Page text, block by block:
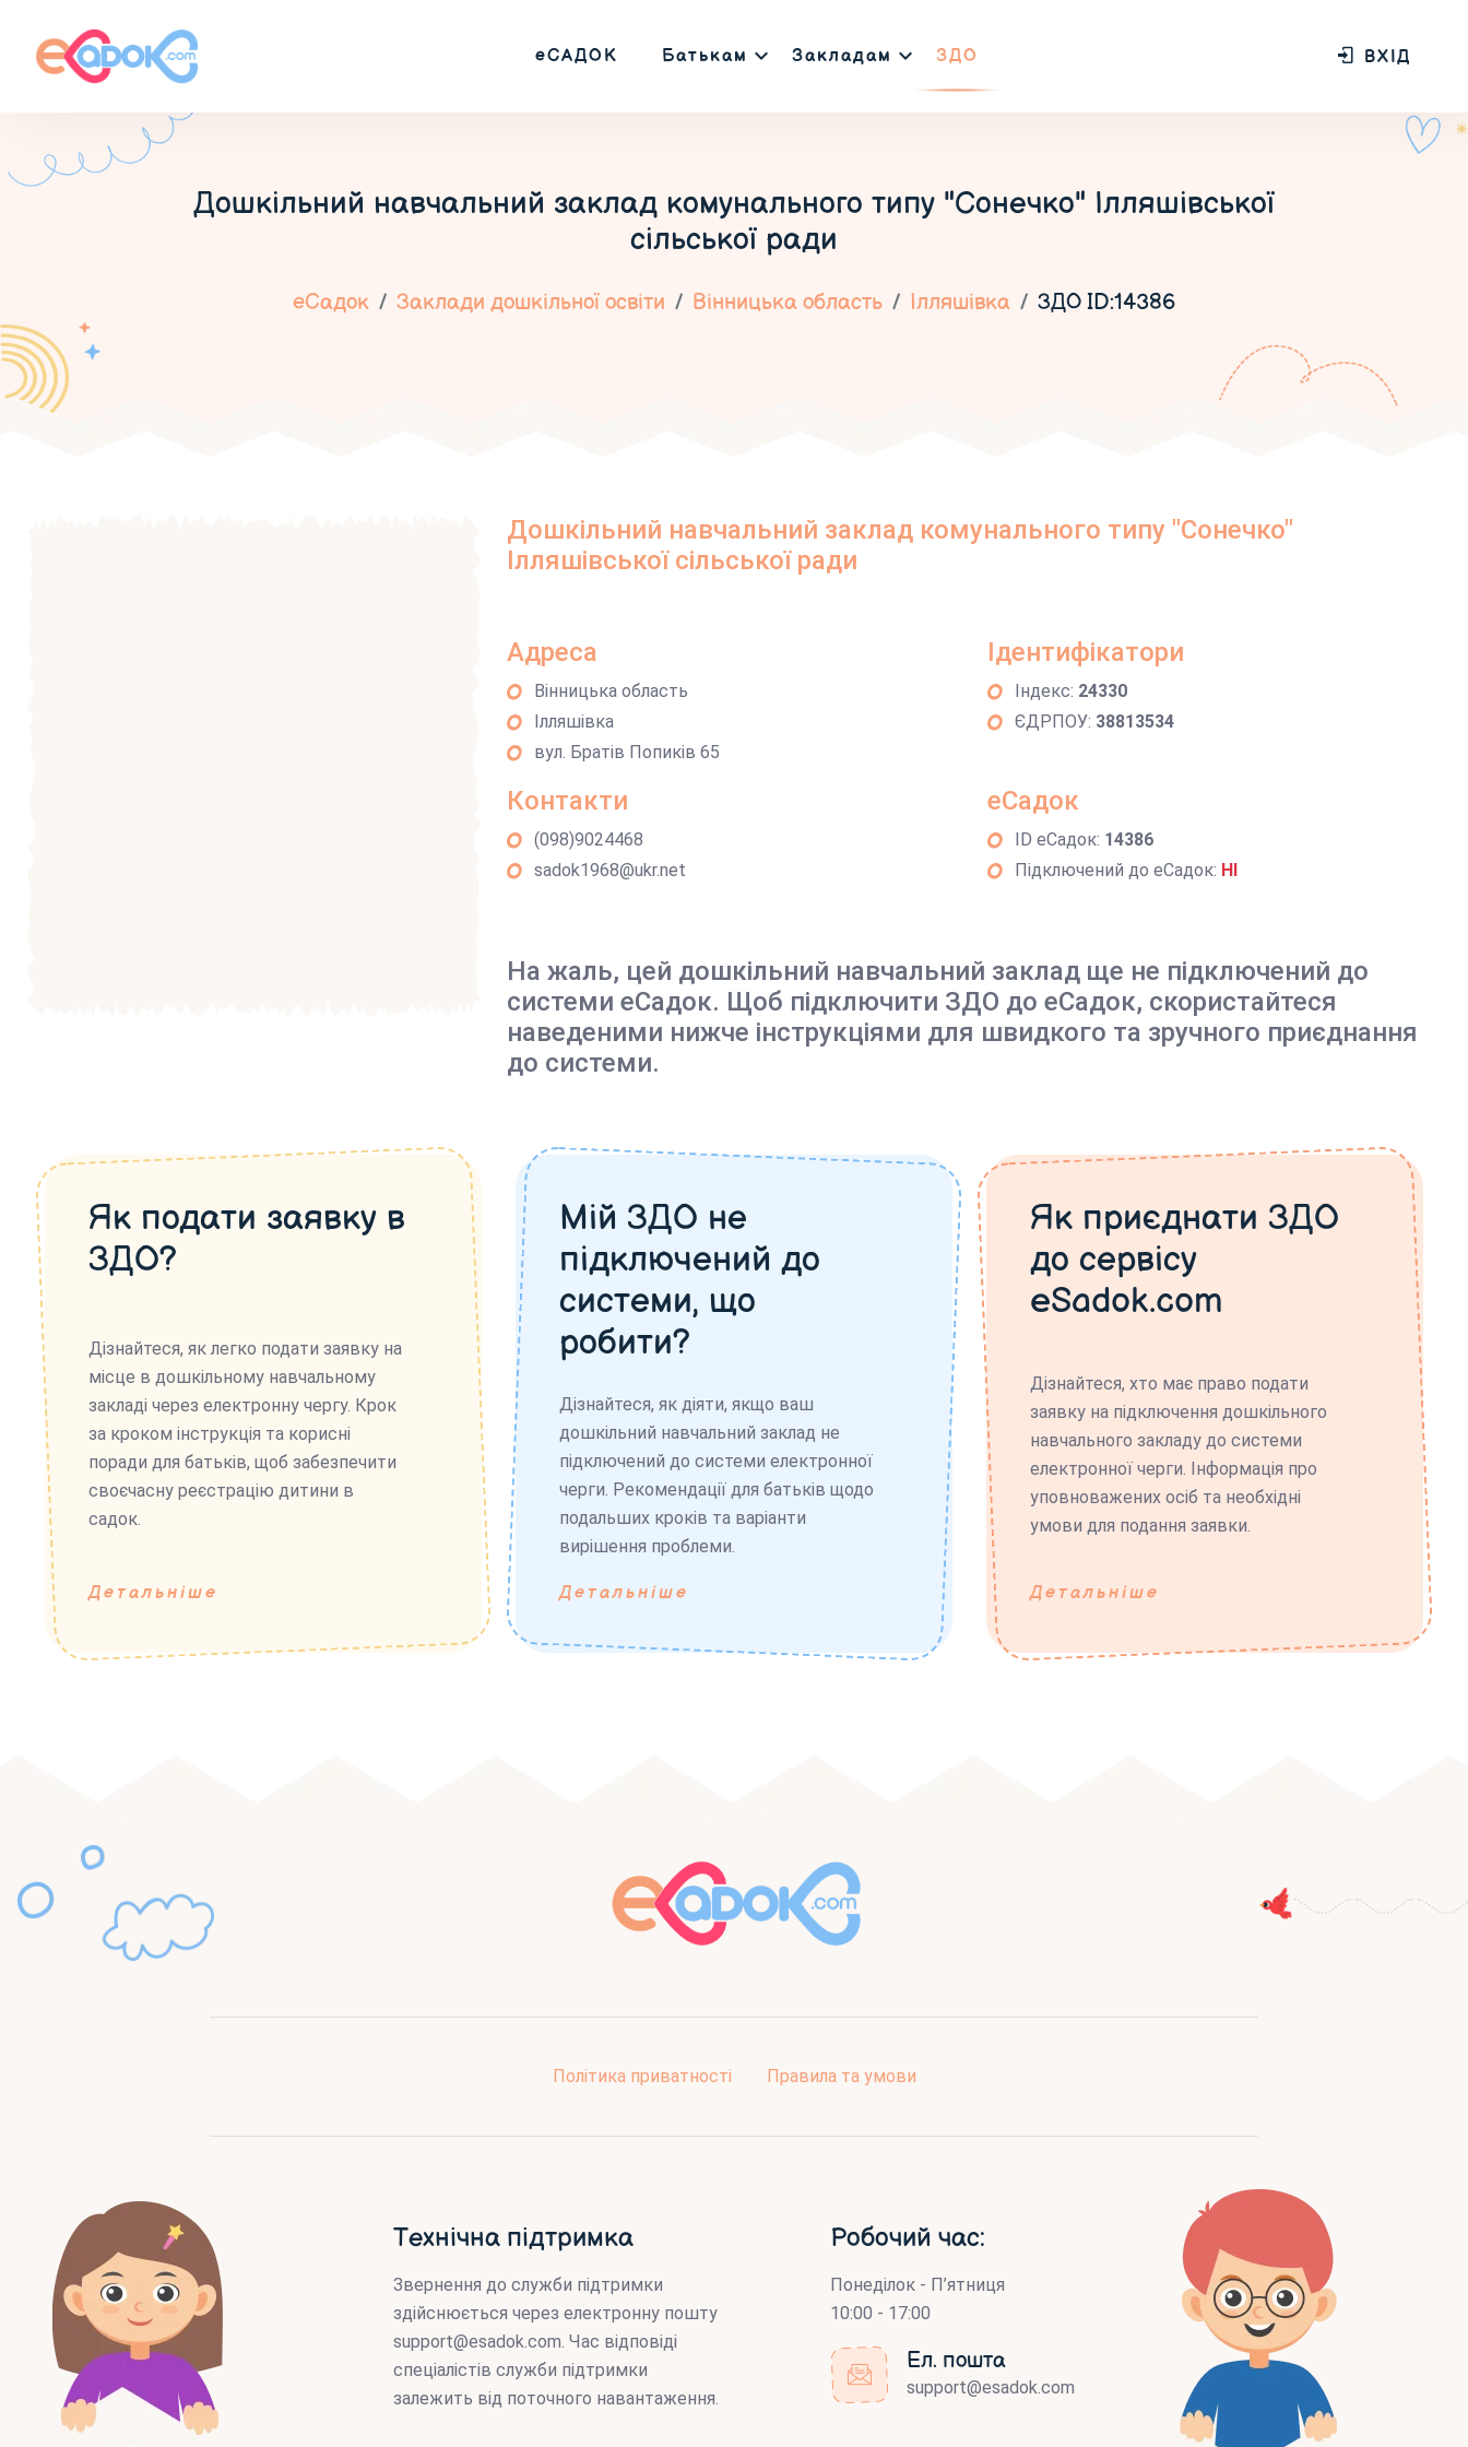
еСАДОК Батькам Закладам ЗДО ВХІД
Дошкільний навчальний заклад комунального типу "Сонечко" Ілляшівської
сільської ради
еСадок Заклади дошкільної освіти Вінницька область Ілляшівка ЗДО ID:14386
Дошкільний навчальний заклад комунального типу "Сонечко"
Ілляшівської сільської ради
Адреса
Вінницька область
Ілляшівка
вул. Братів Попиків 65
Ідентифікатори
Індекс: 24330
ЄДРПОУ: 38813534
Контакти
(098)9024468
sadok1968@ukr.net
еСадок
ID еСадок: 14386
Підключений до еСадок: НІ
На жаль, цей дошкільний навчальний заклад ще не підключений до
системи еСадок. Щоб підключити ЗДО до еСадок, скористайтеся
наведеними нижче інструкціями для швидкого та зручного приєднання
до системи.
Як подати заявку в
ЗДО?
Дізнайтеся, як легко подати заявку на
місце в дошкільному навчальному
закладі через електронну чергу. Крок
за кроком інструкція та корисні
поради для батьків, щоб забезпечити
своєчасну реєстрацію дитини в
садок.
Детальніше
Мій ЗДО не
підключений до
системи, що
робити?
Дізнайтеся, як діяти, якщо ваш
дошкільний навчальний заклад не
підключений до системи електронної
черги. Рекомендації для батьків щодо
подальших кроків та варіанти
вирішення проблеми.
Детальніше
Як приєднати ЗДО
до сервісу
eSadok.com
Дізнайтеся, хто має право подати
заявку на підключення дошкільного
навчального закладу до системи
електронної черги. Інформація про
уповноважених осіб та необхідні
умови для подання заявки.
Детальніше
Політика приватності Правила та умови
Технічна підтримка
Звернення до служби підтримки
здійснюється через електронну пошту
support@esadok.com. Час відповіді
спеціалістів служби підтримки
залежить від поточного навантаження.
Робочий час:
Понеділок - П’ятниця
10:00 - 17:00
Ел. пошта
support@esadok.com